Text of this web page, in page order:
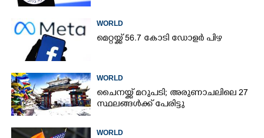
WORLD
മെറ്റയ്ക്ക് 56.7 കോടി ഡോളർ പിഴ
WORLD
ചൈനയ്ക്ക് മറുപടി; അരുണാചലിലെ 27
സ്ഥലങ്ങൾക്ക് പേരിട്ടു
WORLD